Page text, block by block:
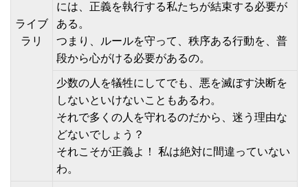
ライブ
ラリ
には、正義を執行する私たちが結束する必要が
ある。
つまり、ルールを守って、秩序ある行動を、普
段から心がける必要があるの。
少数の人を犠牲にしてでも、悪を滅ぼす決断を
しないといけないこともあるわ。
それで多くの人を守れるのだから、迷う理由な
どないでしょう？
それこそが正義よ！ 私は絶対に間違っていない
わ。